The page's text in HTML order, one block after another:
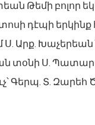
Թեմի բոլոր
դէպի
Ս. Արք.
տօնի Ս.
Գերպ. Տ. Զարեհ